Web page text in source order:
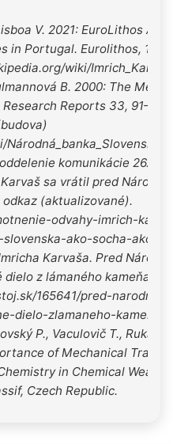
V. 2021: EuroLithos
in Portugal. Eurolithos,
wiki/Imrich_Karvaš
B. 2000: The
Reports 33, 91–93.
komunikácie
sa vrátil pred
odkaz (aktualizované).
odvahy-imrich-
ako-socha-ako-
Karvaša. Pred
z lámaného kameňa.
165641/pred-narodnou-
dielo-zlamaneho-kamena
P., Vaculovič T.,
of Mechanical
in Chemical
Czech Republic.